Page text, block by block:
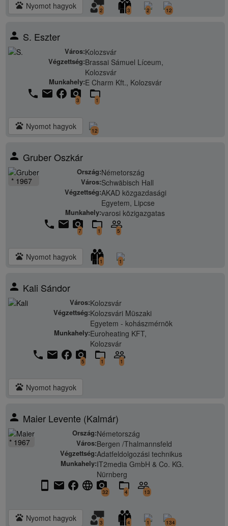
pets Nyomot hagyok 2 3 2 12
person S. Eszter
Város:Kolozsvár
Végzettség:Brassai Sámuel Líceum,
Kolozsvár
Munkahely:E Charm Kft., Kolozsvár
phone email facebook camera_alt
3
folder_open
1
pets Nyomot hagyok 12
person Gruber Oszkár
* 1967
Ország:Németország
Város:Schwäbisch Hall
Végzettség:AKAD közgazdasági
Egyetem, Lipcse
Munkahely:varosi közigazgatas
phone email camera_alt
7
folder_open
1
people_outline
5
pets Nyomot hagyok 1 1
person Kali Sándor
Város:Kolozsvár
Végzettség:Kolozsvári Müszaki
Egyetem - kohászmérnök
Munkahely:Euroheating KFT,
Kolozsvár
phone email facebook camera_alt
5
folder_open
1
people_outline
1
pets Nyomot hagyok
person Maier Levente (Kalmár)
* 1967
Ország:Németország
Város:Bergen /Thalmannsfeld
Végzettség:Adatfeldolgozási technikus
Munkahely:IT2media GmbH & Co. KG.
Nürnberg
stay_current_portrait email facebook language camera_alt
32
folder_open
4
people_outline
13
pets Nyomot hagyok 3 4 1 134